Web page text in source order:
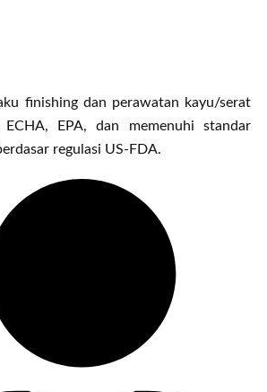
finishing dan perawatan kayu/serat
EPA, dan memenuhi standar
regulasi US-FDA.